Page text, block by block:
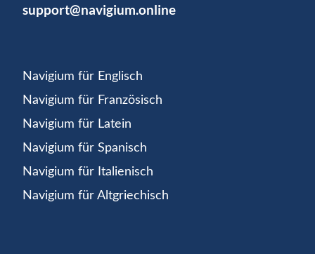
support@navigium.online
Navigium für Englisch
Navigium für Französisch
Navigium für Latein
Navigium für Spanisch
Navigium für Italienisch
Navigium für Altgriechisch